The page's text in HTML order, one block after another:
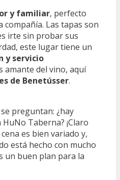
y familiar, perfecto
Las tapas son
irte sin probar sus
este lugar tiene un
y servicio
amante del vino, aquí
de Benetússer.
preguntan: ¿hay
Taberna? ¡Claro
es bien variado y,
está hecho con mucho
un buen plan para la